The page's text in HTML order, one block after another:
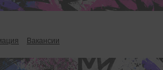
Вакансии